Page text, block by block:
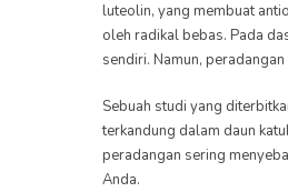
luteolin, yang membuat
oleh radikal bebas. Pada
sendiri. Namun,
Sebuah studi yang
terkandung dalam daun
peradangan sering
Anda.